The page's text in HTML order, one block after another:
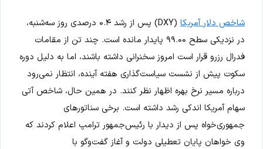
شاخص دلار آمریکا
(DXY) پس از رشد ۰.۴ درصدی روز سه‌شنبه،
در نزدیکی سطح ۹۹.۰۰ پایدار مانده است. چند تن از مقامات
فدرال رزرو قرار است امروز سخنرانی داشته باشند، اما به دلیل دوره
سکوت پیش از نشست سیاست‌گذاری هفته آینده، انتظار نمی‌رود
درباره مسیر نرخ بهره اظهار نظر کنند. در همین حال، شاخص آتی
سهام آمریکا اندکی رشد داشته است. برخی سناتورهای
جمهوری‌خواه پس از دیدار با رئیس‌جمهور ترامپ اعلام کردند که
وی خواهان پایان تعطیلی دولت و آغاز گفت‌وگو با